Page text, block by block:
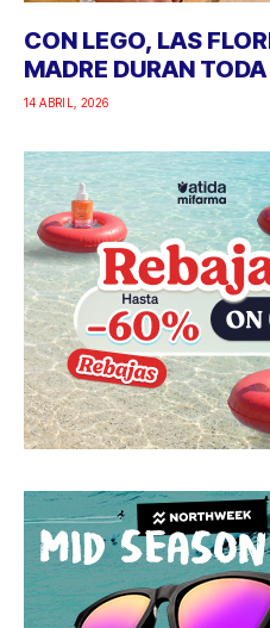
CON LEGO, LAS
MADRE DURAN
14 ABRIL, 2026